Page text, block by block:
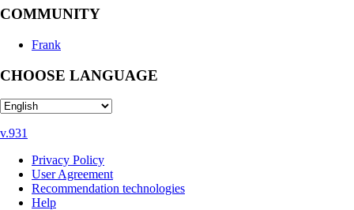
COMMUNITY
Frank
CHOOSE LANGUAGE
v.931
Privacy Policy
User Agreement
Recommendation technologies
Help